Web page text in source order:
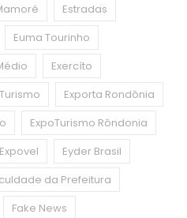
Estradas
Euma Tourinho
Exercíto
Exporta Rondônia
ExpoTurismo Rôndonia
Expovel
Eyder Brasil
da Prefeitura
Fake News